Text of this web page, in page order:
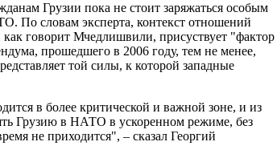
Грузии пока не стоит заряжаться особым
По словам эксперта, контекст отношений
говорит Мчедлишвили, присуствует "фактор
прошедшего в 2006 году, тем не менее,
той силы, к которой западные
в более критической и важной зоне, и из
Грузию в НАТО в ускоренном режиме, без
не приходится", – сказал Георгий